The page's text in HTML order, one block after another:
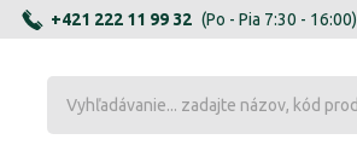
+421 222 11 99 32 (Po - Pia 7:30 - 16:00)